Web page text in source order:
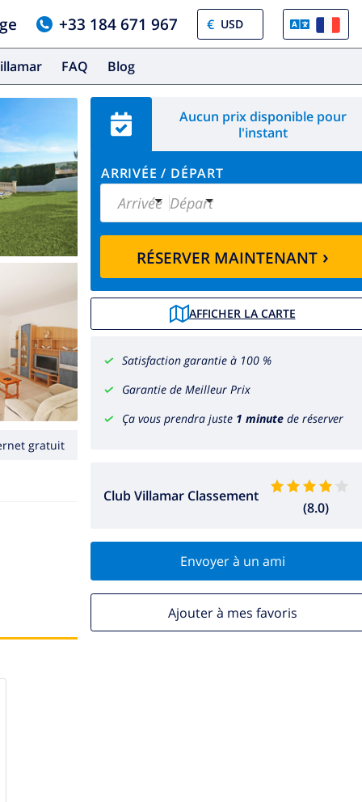
+33 184 671 967 €
FAQ Blog
Aucun prix disponible pour
l'instant
ARRIVÉE / DÉPART
Arrivée Départ
RÉSERVER MAINTENANT›
AFFICHER LA CARTE
Satisfaction garantie à 100 %
Garantie de Meilleur Prix
Ça vous prendra juste 1 minute de réserver
Club Villamar Classement
(8.0)
Envoyer à un ami
Ajouter à mes favoris
gratuit